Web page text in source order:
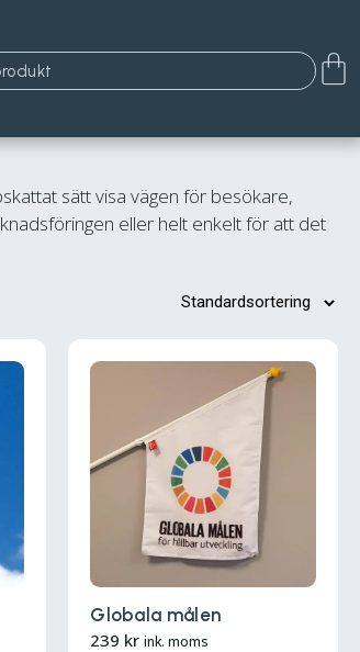
sätt visa vägen för besökare,
eller helt enkelt för att det
Globala målen
239 kr ink. moms